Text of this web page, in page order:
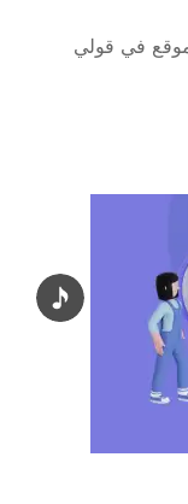
في قولي